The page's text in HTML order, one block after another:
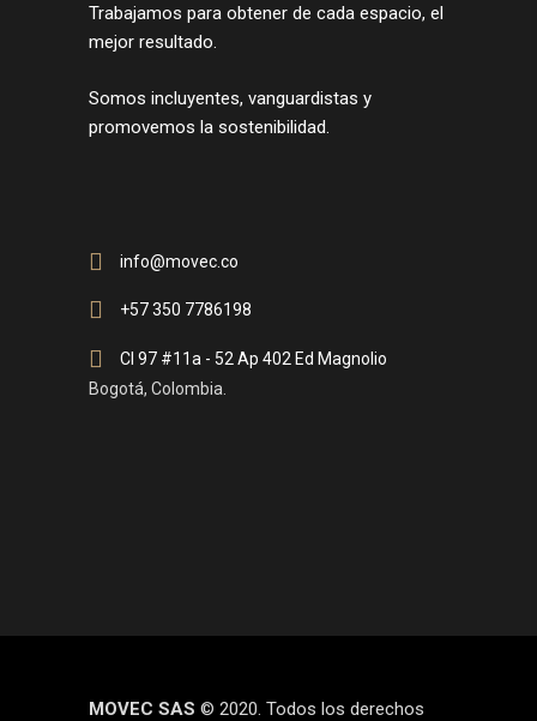
Trabajamos para obtener de cada espacio, el
mejor resultado.
Somos incluyentes, vanguardistas y
promovemos la sostenibilidad.
info@movec.co
+57 350 7786198
Cl 97 #11a - 52 Ap 402 Ed Magnolio
Bogotá, Colombia.
MOVEC SAS © 2020. Todos los derechos